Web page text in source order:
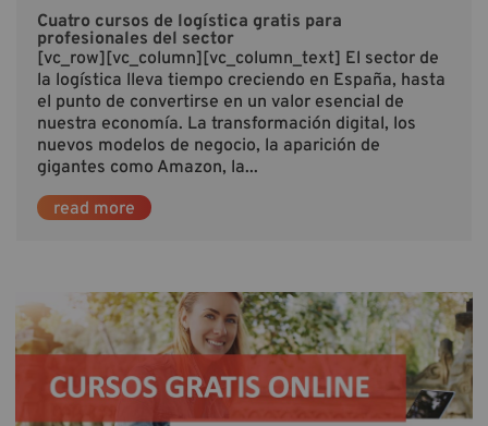
Cuatro cursos de logística gratis para
profesionales del sector
[vc_row][vc_column][vc_column_text] El sector de
la logística lleva tiempo creciendo en España, hasta
el punto de convertirse en un valor esencial de
nuestra economía. La transformación digital, los
nuevos modelos de negocio, la aparición de
gigantes como Amazon, la...
read more